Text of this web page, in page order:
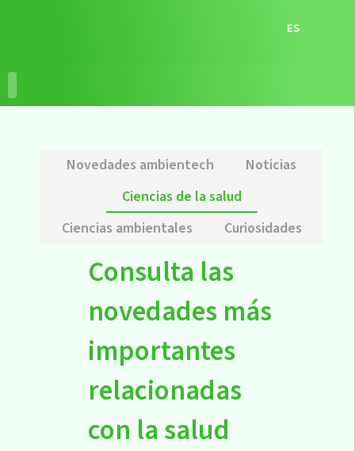
ES
Novedades ambientech
Noticias
Ciencias de la salud
Ciencias ambientales
Curiosidades
Consulta las
novedades más
importantes
relacionadas
con la salud